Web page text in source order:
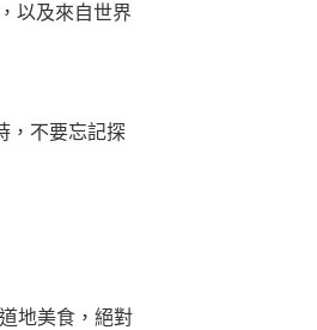
以及來自世界
，不要忘記探
地美食，絕對